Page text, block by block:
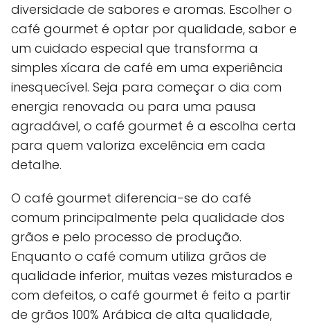
diversidade de sabores e aromas. Escolher o
café gourmet é optar por qualidade, sabor e
um cuidado especial que transforma a
simples xícara de café em uma experiência
inesquecível. Seja para começar o dia com
energia renovada ou para uma pausa
agradável, o café gourmet é a escolha certa
para quem valoriza excelência em cada
detalhe.
O café gourmet diferencia-se do café
comum principalmente pela qualidade dos
grãos e pelo processo de produção.
Enquanto o café comum utiliza grãos de
qualidade inferior, muitas vezes misturados e
com defeitos, o café gourmet é feito a partir
de grãos 100% Arábica de alta qualidade,